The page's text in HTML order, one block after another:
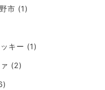
市 (1)
キー (1)
(2)